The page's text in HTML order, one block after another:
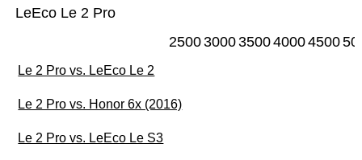
LeEco Le 2 Pro
25003000350040004500
Le 2 Pro vs. LeEco Le 2
Le 2 Pro vs. Honor 6x (2016)
Le 2 Pro vs. LeEco Le S3